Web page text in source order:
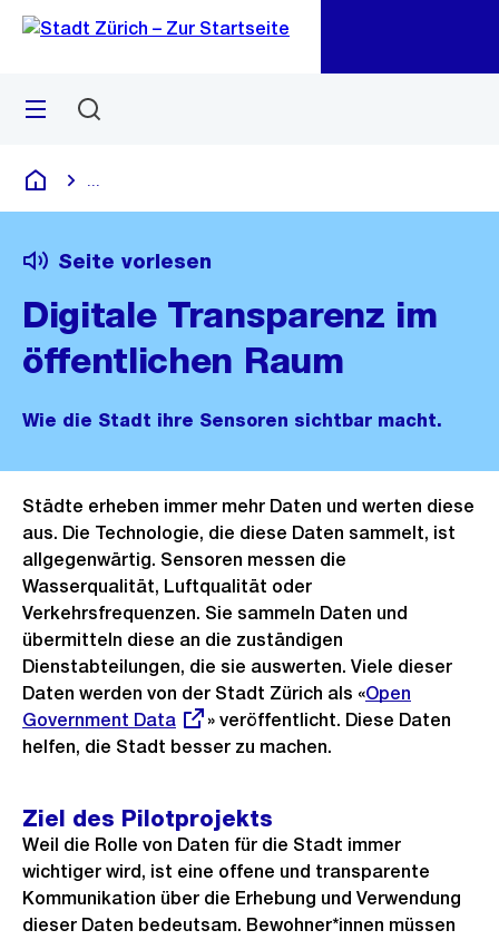
Navigation
Sprunglink
Menü
Deutsch
Seite vorlesen
Digitale Transparenz im
öffentlichen Raum
Wie die Stadt ihre Sensoren sichtbar macht.
Städte erheben immer mehr Daten und werten diese
aus. Die Technologie, die diese Daten sammelt, ist
allgegenwärtig. Sensoren messen die
Wasserqualität, Luftqualität oder
Verkehrsfrequenzen. Sie sammeln Daten und
übermitteln diese an die zuständigen
Dienstabteilungen, die sie auswerten. Viele dieser
Daten werden von der Stadt Zürich als «Externer
Link:
Open
Government Data
» veröffentlicht. Diese Daten
helfen, die Stadt besser zu machen.
Ziel des Pilotprojekts
Weil die Rolle von Daten für die Stadt immer
wichtiger wird, ist eine offene und transparente
Kommunikation über die Erhebung und Verwendung
dieser Daten bedeutsam. Bewohner*innen müssen